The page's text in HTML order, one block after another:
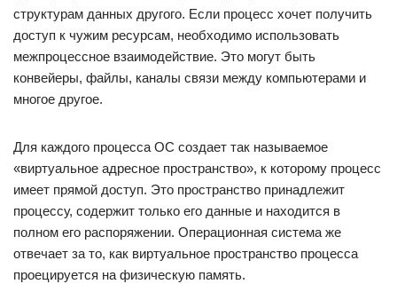
структурам данных другого. Если процесс хочет получить
доступ к чужим ресурсам, необходимо использовать
межпроцессное взаимодействие. Это могут быть
конвейеры, файлы, каналы связи между компьютерами и
многое другое.
Для каждого процесса ОС создает так называемое
«виртуальное адресное пространство», к которому процесс
имеет прямой доступ. Это пространство принадлежит
процессу, содержит только его данные и находится в
полном его распоряжении. Операционная система же
отвечает за то, как виртуальное пространство процесса
проецируется на физическую память.